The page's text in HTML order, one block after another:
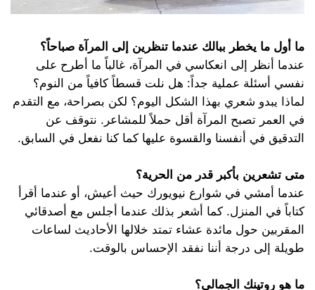
ما أول ما يخطر ببالك عندما تنظرين إلى المرآة صباحاً؟
عندما أنظر إلى انعكاسي في المرآة، غالباً ما أطرح على
نفسي أسئلة عملية جداً: هل نلت قسطاً كافياً من النوم؟
لماذا يبدو شعري بهذا الشكل اليوم؟ لكن بصراحة، مع التقدم
في العمر تصبح المرآة أقل حملاً للمشاعر. نتوقف عن
التدقيق في أنفسنا والقسوة عليها كما كنا نفعل في السابق.
متى تشعرين بأكبر قدر من الحرية؟
عندما أمشي في شوارع نيويورك حيث أعيش، أو عندما أقرأ
كتاباً في المنزل. كما أشعر بذلك عندما أجلس مع أصدقائي
المقربين حول مائدة عشاء تمتد خلالها الأحاديث لساعات
طويلة إلى درجة أننا نفقد الإحساس بالوقت.
ما هو روتينك الجمالي؟